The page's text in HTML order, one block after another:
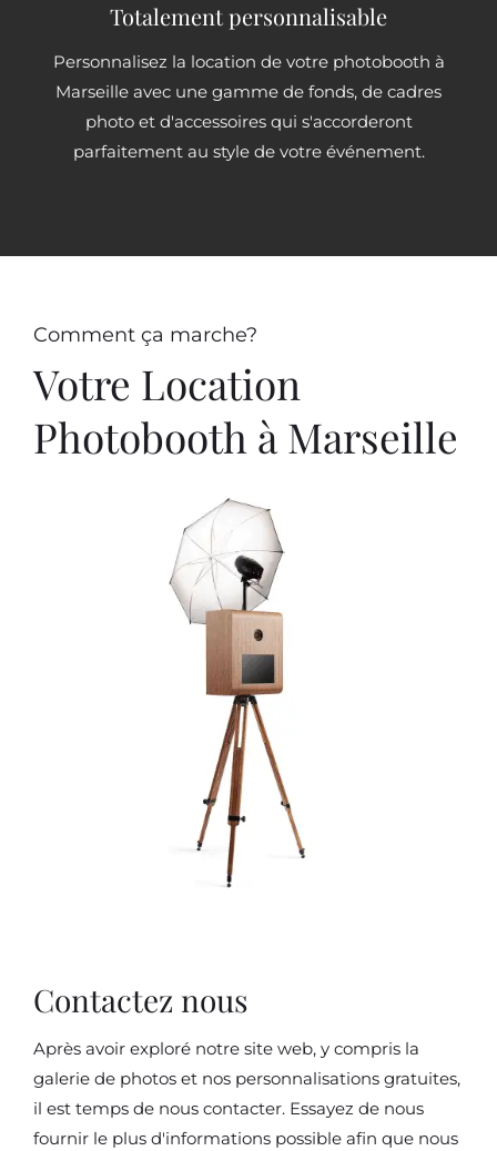
Totalement personnalisable
Personnalisez la location de votre photobooth à
Marseille avec une gamme de fonds, de cadres
photo et d'accessoires qui s'accorderont
parfaitement au style de votre événement.
Contactez nous
Après avoir exploré notre site web, y compris la
galerie de photos et nos personnalisations gratuites,
il est temps de nous contacter. Essayez de nous
fournir le plus d'informations possible afin que nous
Comment ça marche?
Votre Location
Photobooth à Marseille